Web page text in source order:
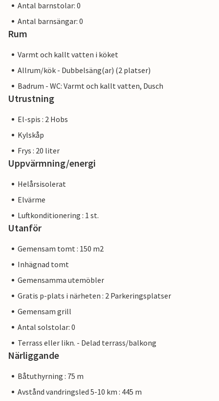
Antal barnstolar: 0
Antal barnsängar: 0
Rum
Varmt och kallt vatten i köket
Allrum/kök - Dubbelsäng(ar) (2 platser)
Badrum - WC: Varmt och kallt vatten, Dusch
Utrustning
El-spis : 2 Hobs
Kylskåp
Frys : 20 liter
Uppvärmning/energi
Helårsisolerat
Elvärme
Luftkonditionering : 1 st.
Utanför
Gemensam tomt : 150 m2
Inhägnad tomt
Gemensamma utemöbler
Gratis p-plats i närheten : 2 Parkeringsplatser
Gemensam grill
Antal solstolar: 0
Terrass eller likn. - Delad terrass/balkong
Närliggande
Båtuthyrning : 75 m
Avstånd vandringsled 5-10 km : 445 m